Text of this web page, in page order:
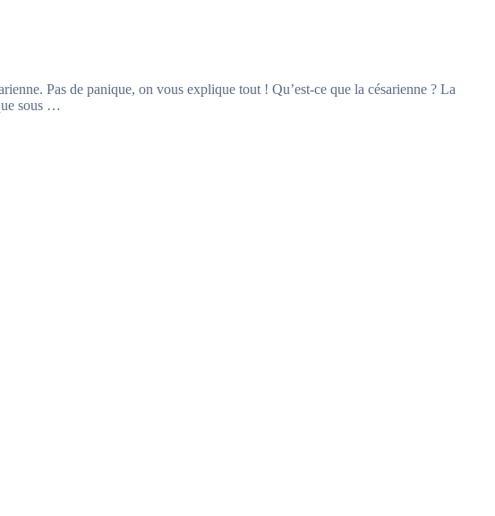
Pas de panique, on vous explique tout ! Qu’est-ce que la césarienne ? La
sous …